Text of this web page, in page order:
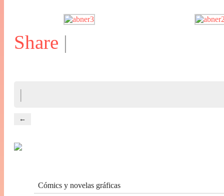
Share |
|
←
Cómics y novelas gráficas